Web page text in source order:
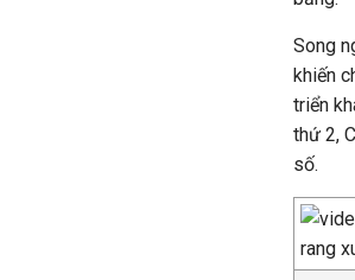
Song
khiến
triển
thứ 2,
số.